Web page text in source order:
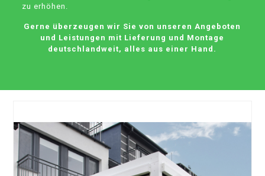
zu erhöhen.
Gerne überzeugen wir Sie von unseren Angeboten
und Leistungen mit Lieferung und Montage
deutschlandweit, alles aus einer Hand.